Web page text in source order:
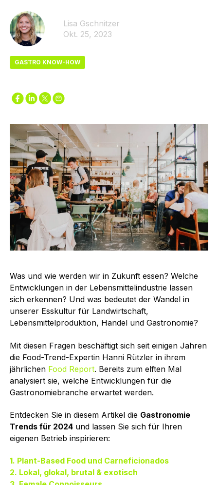
Lisa Gschnitzer
Okt. 25, 2023
GASTRO KNOW-HOW
Was und wie werden wir in Zukunft essen? Welche
Entwicklungen in der Lebensmittel­industrie lassen
sich erkennen? Und was bedeutet der Wandel in
unserer Esskultur für Landwirtschaft,
Lebensmittelproduktion, Handel und Gastronomie?
Mit diesen Fragen beschäftigt sich seit einigen Jahren
die Food-Trend-Expertin Hanni Rützler in ihrem
jährlichen Food Report. Bereits zum elften Mal
analysiert sie, welche Entwicklungen für die
Gastronomiebranche erwartet werden.
Entdecken Sie in diesem Artikel die Gastronomie
Trends für 2024 und lassen Sie sich für Ihren
eigenen Betrieb inspirieren:
1. Plant-Based Food und Carneficionados
2. Lokal, glokal, brutal & exotisch